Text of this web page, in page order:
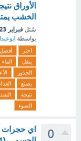
الأوراق
الخشب
سُئل فبراير 23
بواسطة
اختر أفضل
ينقل
الماء
الجذور
يصنع
نتيجة
الشد
الضوء
0
اي حجرات